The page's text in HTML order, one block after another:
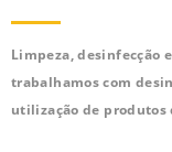
Limpeza, desinfecção
trabalhamos com
utilização de produtos